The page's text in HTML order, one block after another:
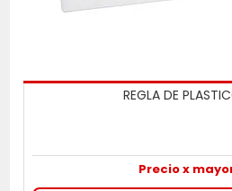
REGLA DE
Precio x